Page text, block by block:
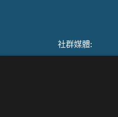
社群媒體: